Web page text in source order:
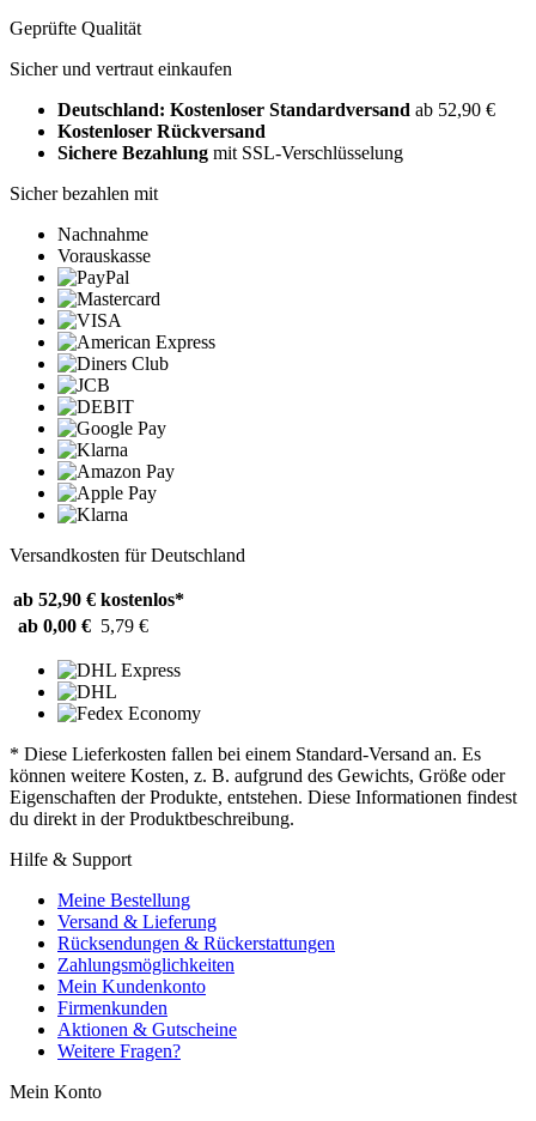
Geprüfte Qualität
Sicher und vertraut einkaufen
Deutschland: Kostenloser Standardversand ab 52,90 €
Kostenloser Rückversand
Sichere Bezahlung mit SSL-Verschlüsselung
Sicher bezahlen mit
Nachnahme
Vorauskasse
Versandkosten für Deutschland
ab 52,90 € kostenlos*
ab 0,00 € 5,79 €
* Diese Lieferkosten fallen bei einem Standard-Versand an. Es
können weitere Kosten, z. B. aufgrund des Gewichts, Größe oder
Eigenschaften der Produkte, entstehen. Diese Informationen findest
du direkt in der Produktbeschreibung.
Hilfe & Support
Meine Bestellung
Versand & Lieferung
Rücksendungen & Rückerstattungen
Zahlungsmöglichkeiten
Mein Kundenkonto
Firmenkunden
Aktionen & Gutscheine
Weitere Fragen?
Mein Konto